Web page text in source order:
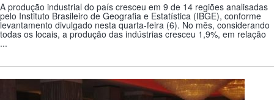
A produção industrial do país cresceu em 9 de 14 regiões analisadas
pelo Instituto Brasileiro de Geografia e Estatística (IBGE), conforme
levantamento divulgado nesta quarta-feira (6). No mês, considerando
todas os locais, a produção das indústrias cresceu 1,9%, em relação
...